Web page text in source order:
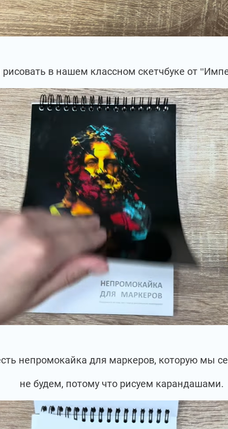
в нашем классном скетчбуке от
непромокайка для маркеров, которую мы
не будем, потому что рисуем карандашами.